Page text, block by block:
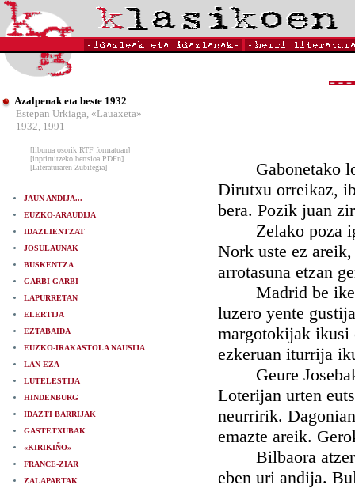
Azalpenak eta beste 1932
Estepan Urkiaga, «Lauaxeta»
1932, 1991
[liburua osorik RTF formatuan]
[inprimitzeko bertsioa PDFn]
[Literaturaren Zubitegia]
JAUN ANDIJA...
EUZKO-ARAUDIJA
IDAZLIENTZAT
JOSULAUNAK
BUSKENTZA
GARBI-GARBI
LAPURRETAN
ELERTIJA
EZTABAIDA
EUZKO-IRAKASTOLA NAUSIJA
LAN-EZA
LUTELESTIJA
HINDENBURG
IDAZTI BARRIJAK
GASTETXUBAK
«KIRIKIÑO»
FRANCE-ZIAR
ZALAPARTAK
Gabonetako
Dirutxu orreikaz,
bera. Pozik juan
Zelako poza
Nork uste ez
arrotasuna etzan
Madrid be
luzero yente
margotokijak ikusi
ezkeruan iturrija
Geure Josebak
Loterijan urten
neurririk.
emazte areik.
Bilbaora atzera
eben uri andija.